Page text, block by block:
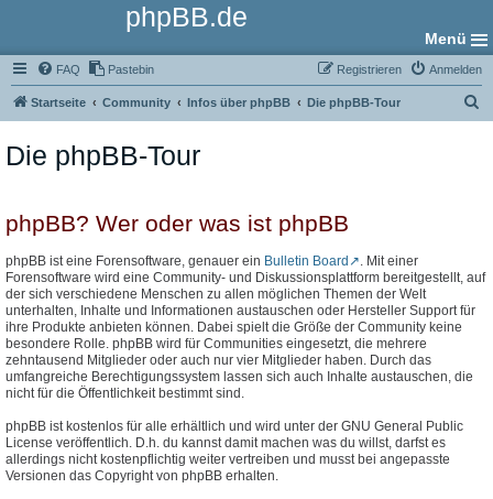
phpBB.de
Menü
FAQ Pastebin Anmelden
Registrieren
Startseite Community Infos über phpBB Die phpBB-Tour
Die phpBB-Tour
phpBB? Wer oder was ist phpBB
phpBB ist eine Forensoftware, genauer ein Bulletin Board
. Mit einer
Forensoftware wird eine Community- und Diskussionsplattform bereitgestellt, auf
der sich verschiedene Menschen zu allen möglichen Themen der Welt
unterhalten, Inhalte und Informationen austauschen oder Hersteller Support für
ihre Produkte anbieten können. Dabei spielt die Größe der Community keine
besondere Rolle. phpBB wird für Communities eingesetzt, die mehrere
zehntausend Mitglieder oder auch nur vier Mitglieder haben. Durch das
umfangreiche Berechtigungssystem lassen sich auch Inhalte austauschen, die
nicht für die Öffentlichkeit bestimmt sind.
phpBB ist kostenlos für alle erhältlich und wird unter der GNU General Public
License veröffentlich. D.h. du kannst damit machen was du willst, darfst es
allerdings nicht kostenpflichtig weiter vertreiben und musst bei angepasste
Versionen das Copyright von phpBB erhalten.